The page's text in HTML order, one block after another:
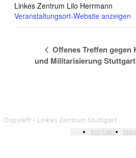
Linkes Zentrum Lilo Herrmann
Veranstaltungsort-Website anzeigen
Offenes Treffen gegen
und Militarisierung Stuttgart
Copyleft - Linkes Zentrum Stuttgart
Kontakt